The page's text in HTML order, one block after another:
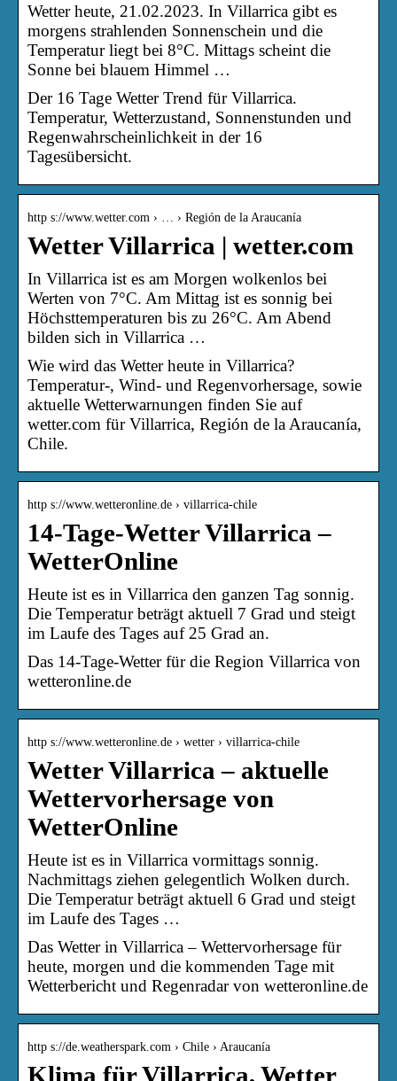
Wetter heute, 21.02.2023. In Villarrica gibt es
morgens strahlenden Sonnenschein und die
Temperatur liegt bei 8°C. Mittags scheint die
Sonne bei blauem Himmel …
Der 16 Tage Wetter Trend für Villarrica.
Temperatur, Wetterzustand, Sonnenstunden und
Regenwahrscheinlichkeit in der 16
Tagesübersicht.
http s://www.wetter.com › … › Región de la Araucanía
Wetter Villarrica | wetter.com
In Villarrica ist es am Morgen wolkenlos bei
Werten von 7°C. Am Mittag ist es sonnig bei
Höchsttemperaturen bis zu 26°C. Am Abend
bilden sich in Villarrica …
Wie wird das Wetter heute in Villarrica?
Temperatur-, Wind- und Regenvorhersage, sowie
aktuelle Wetterwarnungen finden Sie auf
wetter.com für Villarrica, Región de la Araucanía,
Chile.
http s://www.wetteronline.de › villarrica-chile
14-Tage-Wetter Villarrica –
WetterOnline
Heute ist es in Villarrica den ganzen Tag sonnig.
Die Temperatur beträgt aktuell 7 Grad und steigt
im Laufe des Tages auf 25 Grad an.
Das 14-Tage-Wetter für die Region Villarrica von
wetteronline.de
http s://www.wetteronline.de › wetter › villarrica-chile
Wetter Villarrica – aktuelle
Wettervorhersage von
WetterOnline
Heute ist es in Villarrica vormittags sonnig.
Nachmittags ziehen gelegentlich Wolken durch.
Die Temperatur beträgt aktuell 6 Grad und steigt
im Laufe des Tages …
Das Wetter in Villarrica – Wettervorhersage für
heute, morgen und die kommenden Tage mit
Wetterbericht und Regenradar von wetteronline.de
http s://de.weatherspark.com › Chile › Araucanía
Klima für Villarrica, Wetter